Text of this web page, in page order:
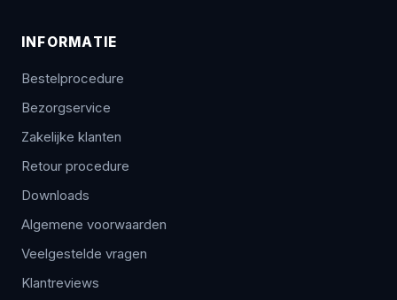
INFORMATIE
Bestelprocedure
Bezorgservice
Zakelijke klanten
Retour procedure
Downloads
Algemene voorwaarden
Veelgestelde vragen
Klantreviews